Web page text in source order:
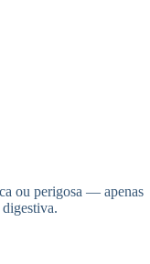
ou perigosa — apenas